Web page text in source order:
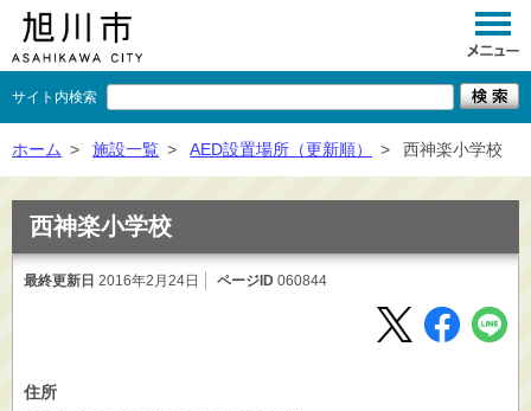
サイト内検索
くらし
事業者向け
ホーム > 施設一覧 > AED設置場所（更新順） > 西神楽小学校
西神楽小学校
最終更新日 2016年2月24日 ページID 060844
住所